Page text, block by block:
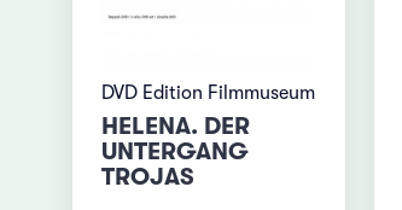
DVD Edition Filmmuseum
HELENA. DER
UNTERGANG
TROJAS